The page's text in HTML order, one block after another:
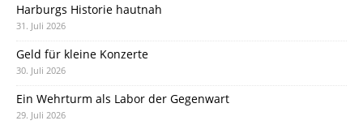
Harburgs Historie hautnah
31. Juli 2026
Geld für kleine Konzerte
30. Juli 2026
Ein Wehrturm als Labor der Gegenwart
29. Juli 2026